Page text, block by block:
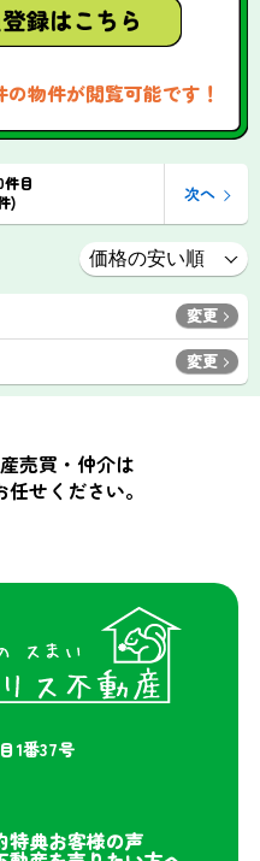
の物件が閲覧可能です！
件目
)
次へ
変更
変更
売買・仲介は
せください。
1番37号
特典お客様の声